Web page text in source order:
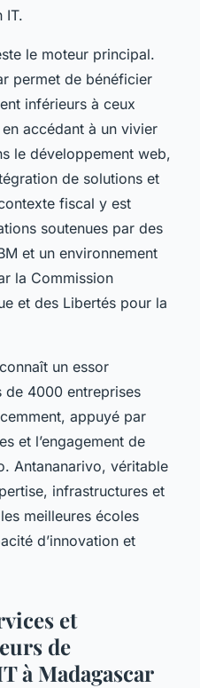
IT.
le moteur principal.
permet de bénéficier
inférieurs à ceux
accédant à un vivier
le développement web,
de solutions et
fiscal y est
soutenues par des
et un environnement
la Commission
et des Libertés pour la
un essor
de 4000 entreprises
appuyé par
et l’engagement de
Antananarivo, véritable
infrastructures et
meilleures écoles
d’innovation et
et
de
à Madagascar